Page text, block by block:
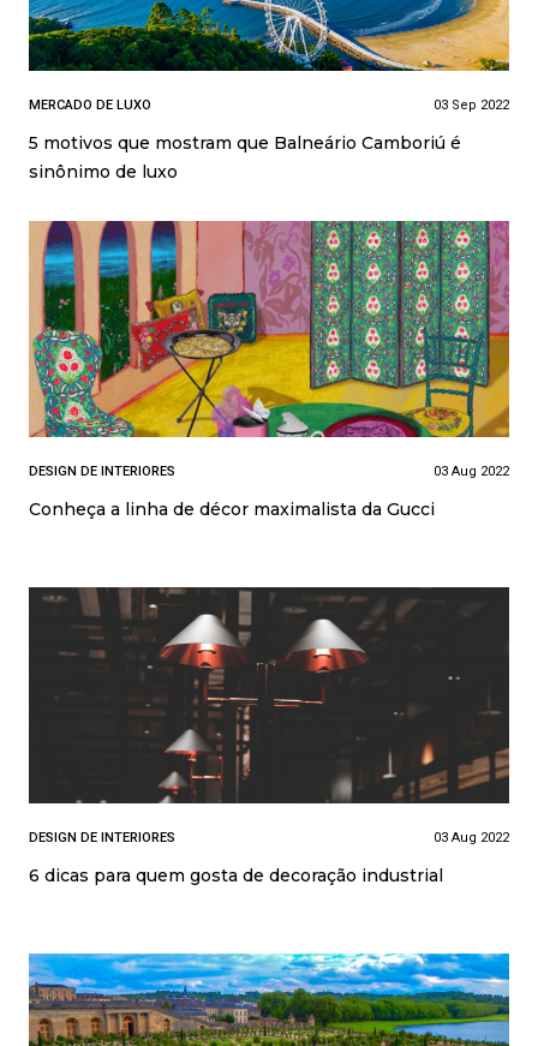
MERCADO DE LUXO 03 Sep 2022
5 motivos que mostram que Balneário Camboriú é
sinônimo de luxo
DESIGN DE INTERIORES 03 Aug 2022
Conheça a linha de décor maximalista da Gucci
DESIGN DE INTERIORES 03 Aug 2022
6 dicas para quem gosta de decoração industrial